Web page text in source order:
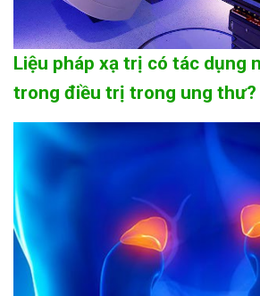
Liệu pháp xạ trị có tác dụng
trong điều trị trong ung thư?